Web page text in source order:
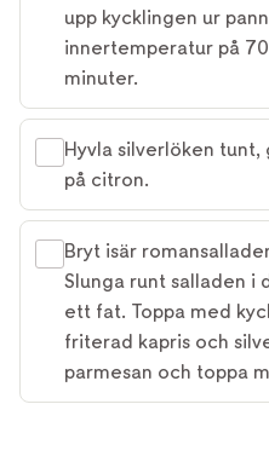
upp kycklingen ur
innertemperatur på
minuter.
Hyvla silverlöken tunt,
på citron.
Bryt isär
Slunga runt salladen i
ett fat. Toppa med
friterad kapris och
parmesan och toppa